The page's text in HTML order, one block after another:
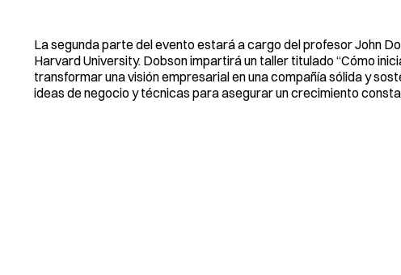
La segunda parte del evento estará a cargo del profesor John
Harvard University. Dobson impartirá un taller titulado “Cómo
transformar una visión empresarial en una compañía sólida y
ideas de negocio y técnicas para asegurar un crecimiento